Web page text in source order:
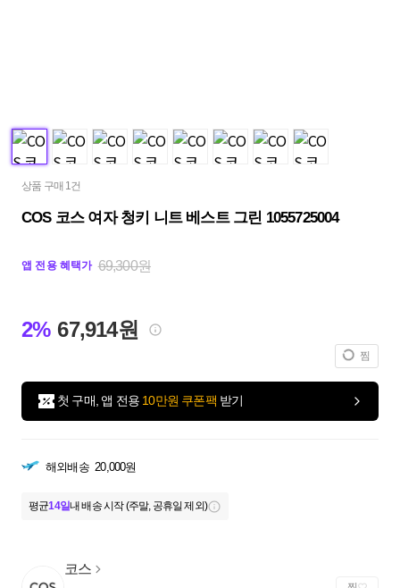
상품 구매 1건
COS 코스 여자 청키 니트 베스트 그린 1055725004
앱 전용 혜택가 69,300원
2% 67,914원
찜
첫 구매, 앱 전용 10만원 쿠폰팩 받기
해외배송 20,000원
평균14일내 배송 시작 (주말, 공휴일 제외)
코스